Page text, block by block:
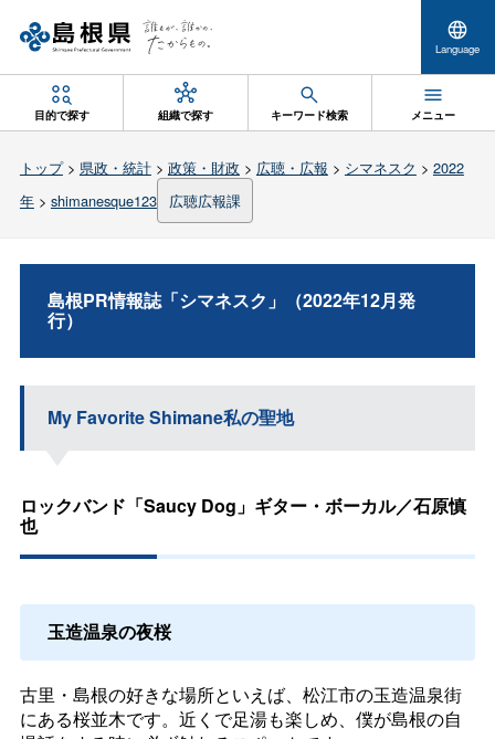
Language
目的で探す 組織で探す キーワード検索 メニュー
トップ> 県政・統計> 政策・財政 > 広聴・広報 > シマネスク > 2022
年> shimanesque123 広聴広報課
島根PR情報誌「シマネスク」（2022年12月発
行）
My Favorite Shimane私の聖地
ロックバンド「Saucy Dog 」ギター・ボーカル／石原慎
也
玉造温泉の夜桜
古里・島根の好きな場所といえば、松江市の玉造温泉街
にある桜並木です。近くで足湯も楽しめ、僕が島根の自